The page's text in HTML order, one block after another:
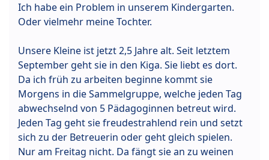
Ich habe ein Problem in unserem Kindergarten.
Oder vielmehr meine Tochter.
Unsere Kleine ist jetzt 2,5 Jahre alt. Seit letztem
September geht sie in den Kiga. Sie liebt es dort.
Da ich früh zu arbeiten beginne kommt sie
Morgens in die Sammelgruppe, welche jeden Tag
abwechselnd von 5 Pädagoginnen betreut wird.
Jeden Tag geht sie freudestrahlend rein und setzt
sich zu der Betreuerin oder geht gleich spielen.
Nur am Freitag nicht. Da fängt sie an zu weinen